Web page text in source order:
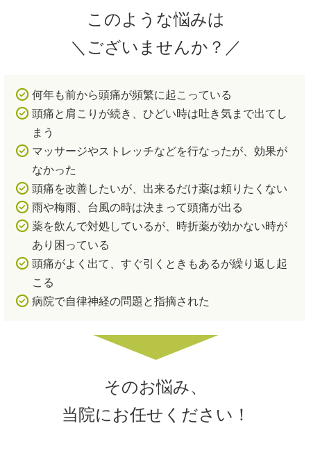
このような悩みは
＼ございませんか？／
何年も前から頭痛が頻繁に起こっている
頭痛と肩こりが続き、ひどい時は吐き気まで出てし
まう
マッサージやストレッチなどを行なったが、効果が
なかった
頭痛を改善したいが、出来るだけ薬は頼りたくない
雨や梅雨、台風の時は決まって頭痛が出る
薬を飲んで対処しているが、時折薬が効かない時が
あり困っている
頭痛がよく出て、すぐ引くときもあるが繰り返し起
こる
病院で自律神経の問題と指摘された
そのお悩み、
当院にお任せください！